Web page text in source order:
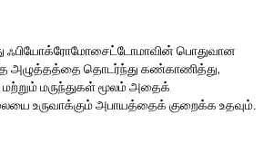
ஃபியோக்ரோமோசைட்டோமாவின் பொதுவான
அழுத்தத்தை தொடர்ந்து கண்காணித்து,
மருந்துகள் மூலம் அதைக்
உருவாக்கும் அபாயத்தைக் குறைக்க உதவும்.